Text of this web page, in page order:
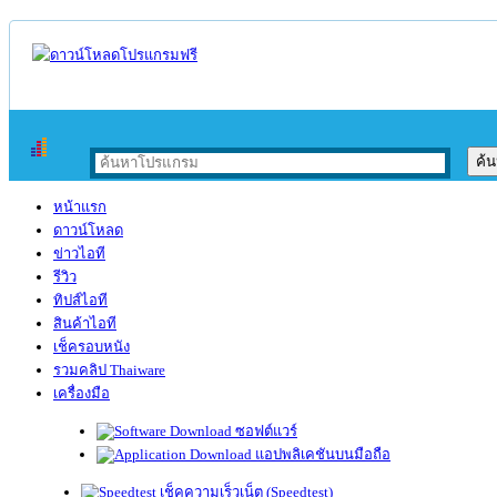
หน้าแรก
ดาวน์โหลด
ข่าวไอที
รีวิว
ทิปส์ไอที
สินค้าไอที
เช็ครอบหนัง
รวมคลิป Thaiware
เครื่องมือ
ซอฟต์แวร์
แอปพลิเคชันบนมือถือ
เช็คความเร็วเน็ต (Speedtest)